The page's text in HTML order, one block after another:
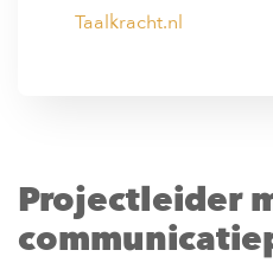
Taalkracht.nl
Projectleider